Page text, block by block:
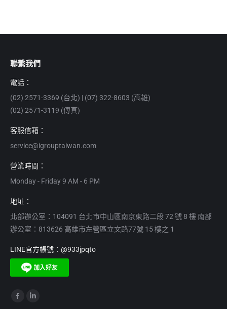
聯繫我們
電話：
(02) 2571-3369 (台北) | (07) 322-8603 (高雄)
(02) 2571-3119 (傳真)
客服信箱：
service@igrouptaiwan.com
營業時間：
Monday - Friday 9 AM - 6 PM
地址：
北部辦公室：104091 台北市中山區南京東路二段 72 號 8 樓 南部
辦公室：813626 高雄市左營區立文路77號 15 樓之 1
LINE官方帳號：@933jpqto
Find us on: